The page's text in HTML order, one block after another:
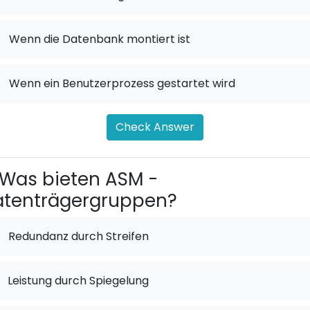
Wenn die Datenbank montiert ist
Wenn ein Benutzerprozess gestartet wird
Check Answer
bieten ASM -
Redundanz durch Streifen
Leistung durch Spiegelung